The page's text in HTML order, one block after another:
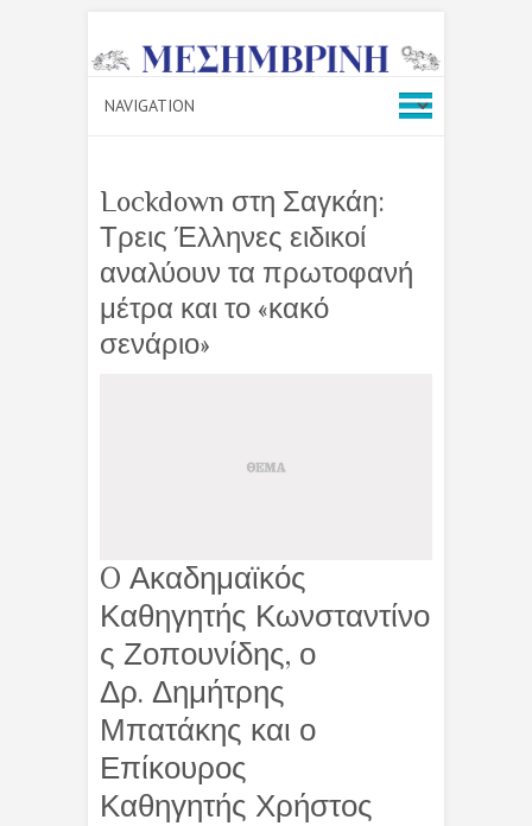
Lockdown στη Σαγκάη:
Τρεις Έλληνες ειδικοί
αναλύουν τα πρωτοφανή
μέτρα και το «κακό
σενάριο»
O Ακαδημαϊκός
Καθηγητής Κωνσταντίνο
ς Ζοπουνίδης, ο
Δρ. Δημήτρης
Μπατάκης και ο
Επίκουρος
Καθηγητής Χρήστος